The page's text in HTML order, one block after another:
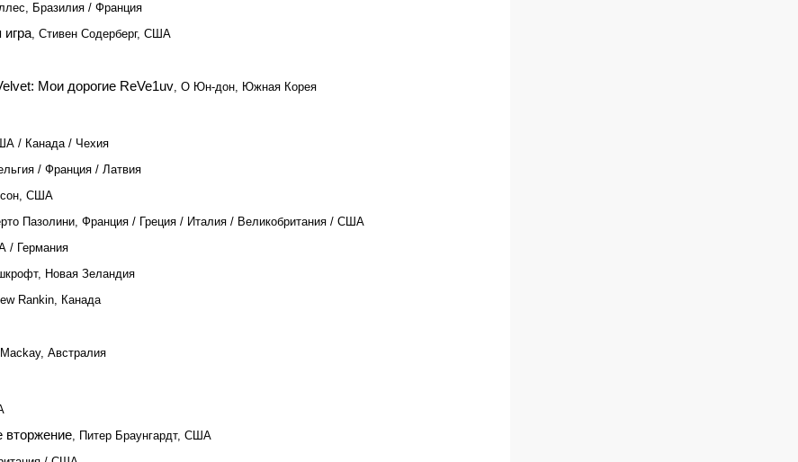
Бразилия / Франция
, Стивен Содерберг, США
Мои дорогие ReVe1uv, О Юн-дон, Южная Корея
/ Канада / Чехия
/ Франция / Латвия
США
Пазолини, Франция / Греция / Италия / Великобритания / США
/ Германия
Новая Зеландия
Rankin, Канада
Австралия
вторжение, Питер Браунгардт, США